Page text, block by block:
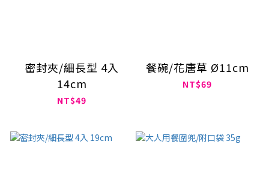
密封夾/細長型 4入
14cm
NT$49
餐碗/花唐草 Ø11cm
NT$69